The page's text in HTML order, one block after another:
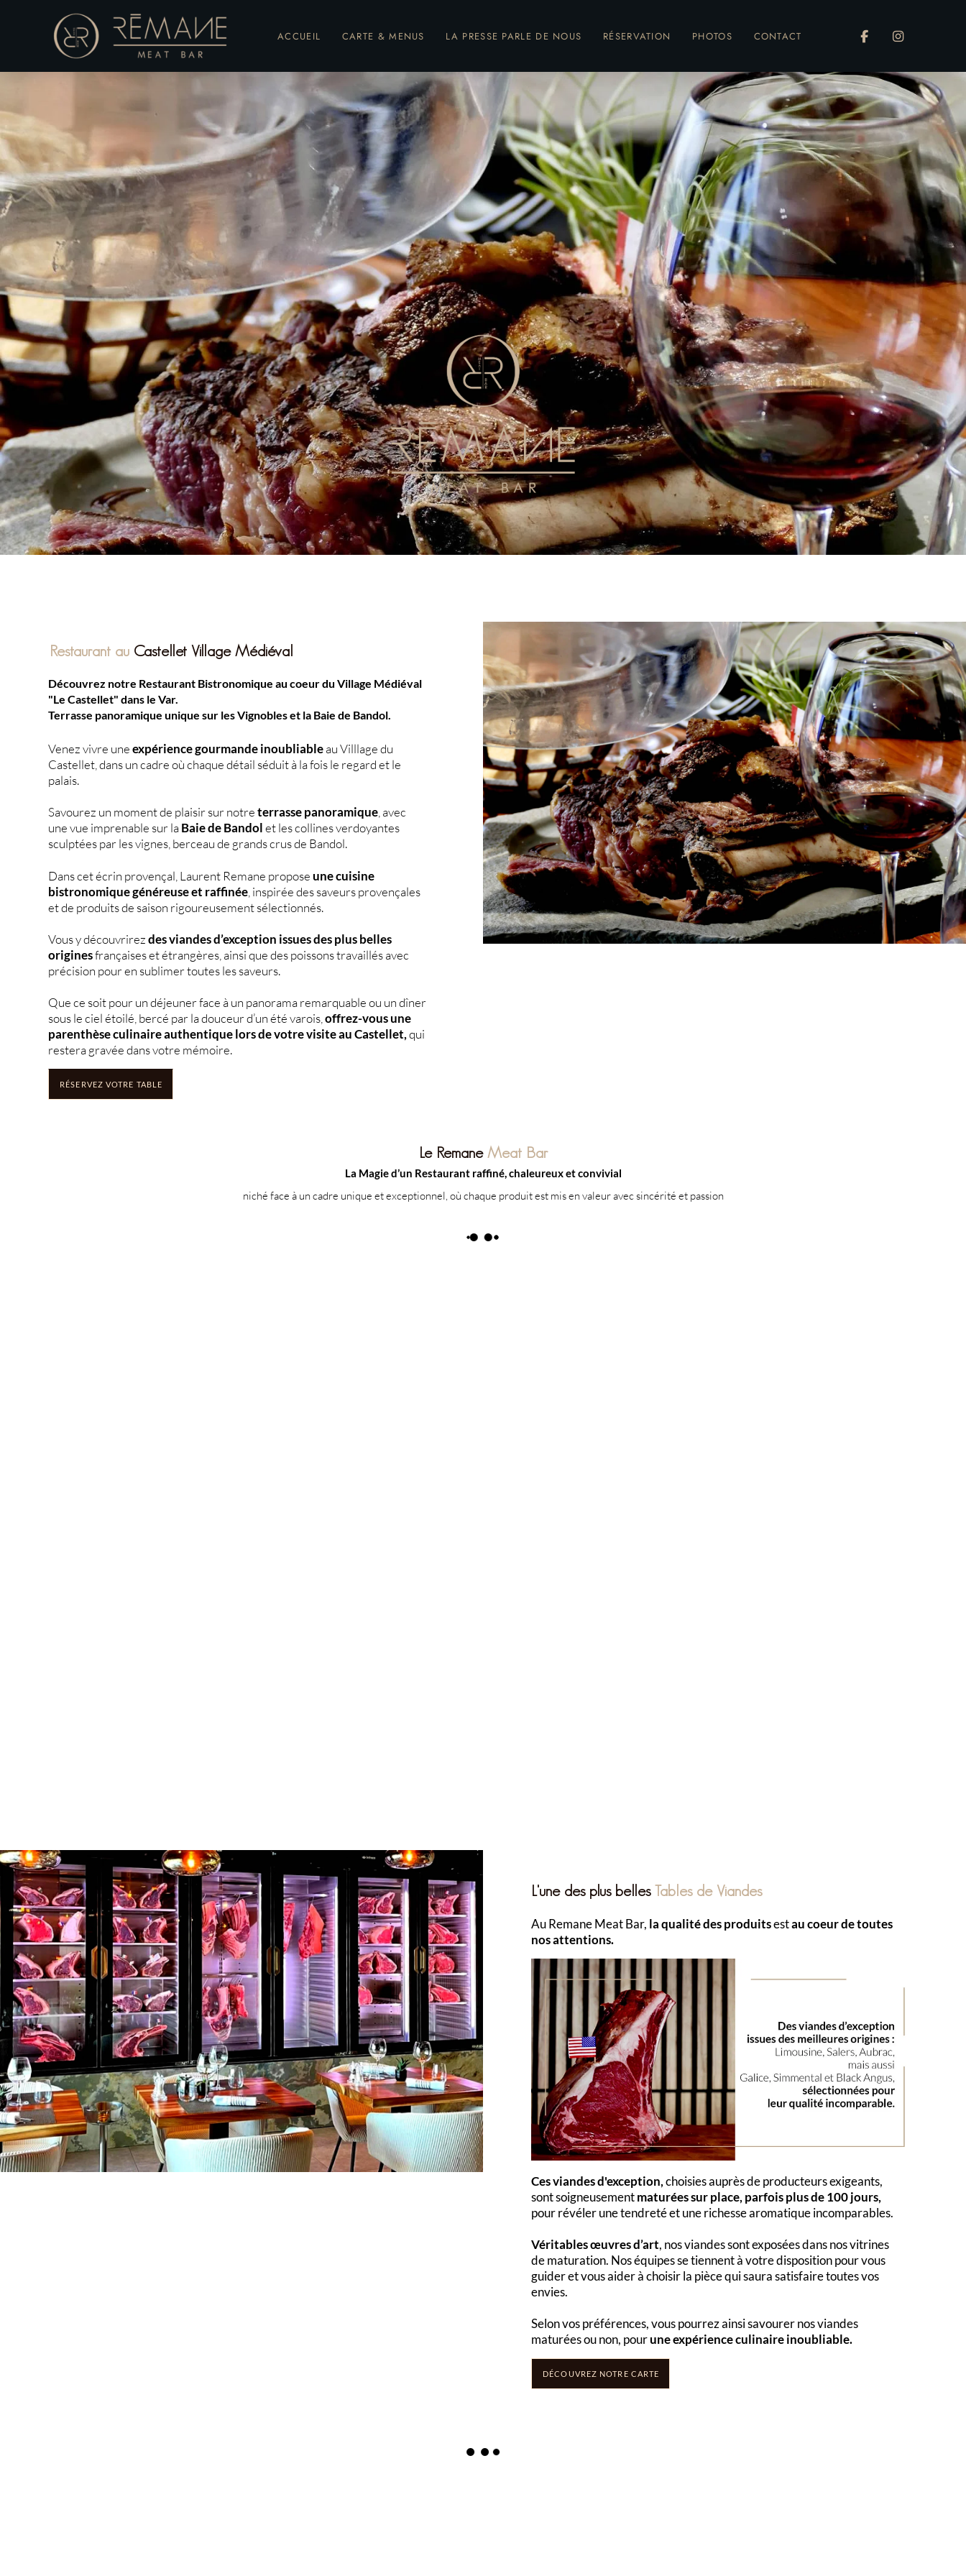
ACCUEIL CARTE & MENUS LA PRESSE PARLE DE NOUS RÉSERVATION PHOTOS CONTACT
Restaurant au Castellet Village Médiéval
Découvrez notre Restaurant Bistronomique au coeur du Village Médiéval
"Le Castellet" dans le Var.
Terrasse panoramique unique sur les Vignobles et la Baie de Bandol.
Venez vivre uneexpérience gourmande inoubliableau Villlage du
Castellet, dans un cadre où chaque détail séduit à la fois le regard et le
palais.
Savourez un moment de plaisir sur notreterrasse panoramique, avec
une vue imprenable sur laBaie de Bandolet les collines verdoyantes
sculptées par les vignes, berceau de grands crus de Bandol.
Dans cet écrin provençal, Laurent Remane propose une cuisine
bistronomique généreuse et raffinée , inspirée des saveurs provençales
et de produits de saison rigoureusement sélectionnés.
Vous y découvrirezdes viandes d’exception issues des plus belles
originesfrançaises et étrangères, ainsi que des poissons travaillés avec
précision pour en sublimer toutes les saveurs.
Que ce soit pour un déjeuner face à un panorama remarquable ou un dîner
sous le ciel étoilé, bercé par la douceur d’un été varois,offrez-vous une
parenthèse culinaire authentique lors de votre visite au Castellet,qui
restera gravée dans votre mémoire.
RÉSERVEZ VOTRE TABLE
Le Remane Meat Bar
La Magie d’un Restaurant raffiné, chaleureux et convivial
niché face à un cadre unique et exceptionnel, où chaque produit est mis en valeur avec sincérité et passion
L'une des plus bellesTables de Viandes
Au Remane Meat Bar, la qualité des produitsestau coeur de toutes
nos attentions.
Ces viandes d'exception,choisies auprès de producteurs exigeants,
sont soigneusementmaturées sur place, parfois plus de 100 jours,
pour révéler une tendreté et une richesse aromatique incomparables.
Véritables œuvres d’art, nos viandes sont exposées dans nos vitrines
de maturation. Nos équipes se tiennent à votre disposition pour vous
guider et vous aider à choisir la pièce qui saura satisfaire toutes vos
envies.
Selon vos préférences, vous pourrez ainsi savourer nos viandes
maturées ou non, pourune expérience culinaire inoubliable.
DÉCOUVREZ NOTRE CARTE